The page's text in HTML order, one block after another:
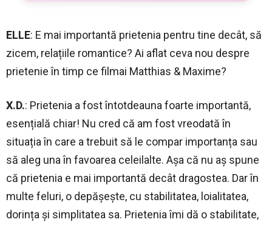
ELLE: E mai importantă prietenia pentru tine decât, să
zicem, relațiile romantice? Ai aflat ceva nou despre
prietenie în timp ce filmai Matthias & Maxime?
X.D.: Prietenia a fost întotdeauna foarte importantă,
esențială chiar! Nu cred că am fost vreodată în
situația în care a trebuit să le compar importanța sau
să aleg una în favoarea celeilalte. Așa că nu aș spune
că prietenia e mai importantă decât dragostea. Dar în
multe feluri, o depășește, cu stabilitatea, loialitatea,
dorința și simplitatea sa. Prietenia îmi dă o stabilitate,